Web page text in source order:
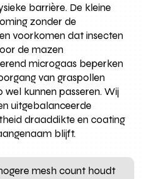
barrière. De kleine
zonder de
voorkomen dat insecten
de mazen
microgaas beperken
van graspollen
kunnen passeren. Wij
uitgebalanceerde
draaddikte en coating
blijft.
mesh count houdt